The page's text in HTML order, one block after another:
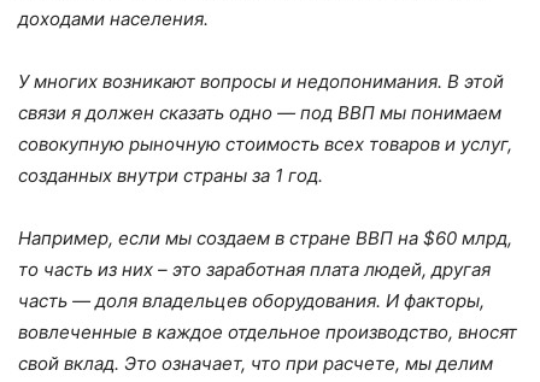
доходами населения.
У многих возникают вопросы и недопонимания. В этой
связи я должен сказать одно — под ВВП мы понимаем
совокупную рыночную стоимость всех товаров и услуг,
созданных внутри страны за 1 год.
Например, если мы создаем в стране ВВП на $60 млрд,
то часть из них – это заработная плата людей, другая
часть — доля владельцев оборудования. И факторы,
вовлеченные в каждое отдельное производство, вносят
свой вклад. Это означает, что при расчете, мы делим